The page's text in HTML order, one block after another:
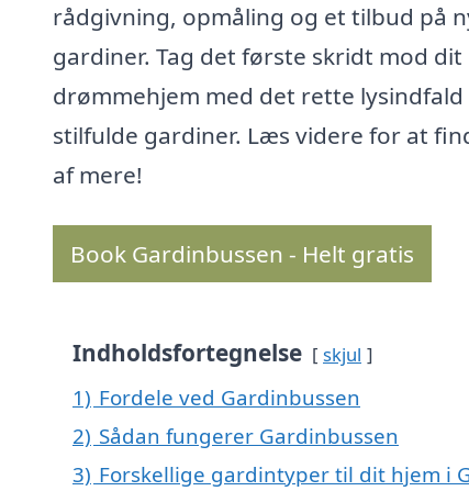
rådgivning, opmåling og et tilbud på
gardiner. Tag det første skridt mod dit
drømmehjem med det rette lysindfald
stilfulde gardiner. Læs videre for at
af mere!
Book Gardinbussen - Helt gratis
Indholdsfortegnelse skjul
1) Fordele ved Gardinbussen
2) Sådan fungerer Gardinbussen
3) Forskellige gardintyper til dit hjem i